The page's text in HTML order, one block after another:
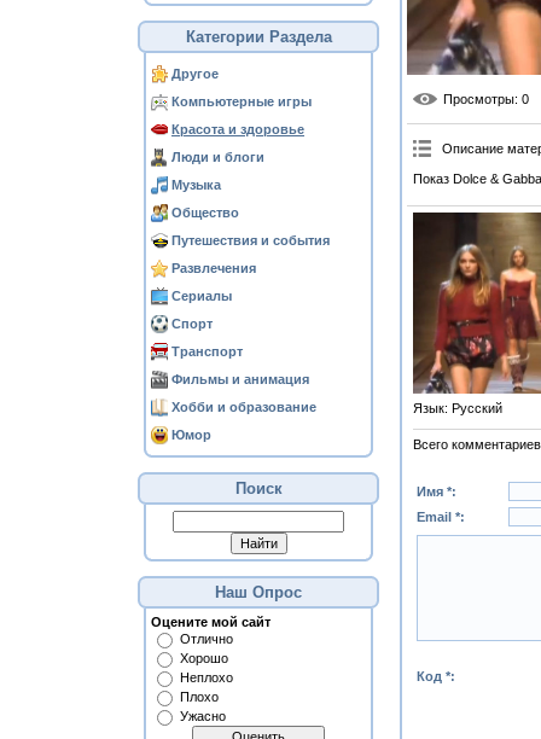
Категории Раздела
Другое
Компьютерные игры
Красота и здоровье
Люди и блоги
Музыка
Общество
Путешествия и события
Развлечения
Сериалы
Спорт
Транспорт
Фильмы и анимация
Хобби и образование
Юмор
Поиск
Наш Опрос
Оцените мой сайт
Отлично
Хорошо
Неплохо
Плохо
Ужасно
Просмотры: 0
Описание
Показ Dolce &
Язык: Русский
Всего комментариев
Имя *:
Email *:
Код *: